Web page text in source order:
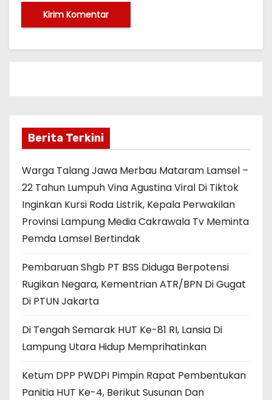
Berita Terkini
Warga Talang Jawa Merbau Mataram Lamsel –
22 Tahun Lumpuh Vina Agustina Viral Di Tiktok
Inginkan Kursi Roda Listrik, Kepala Perwakilan
Provinsi Lampung Media Cakrawala Tv Meminta
Pemda Lamsel Bertindak
Pembaruan Shgb PT BSS Diduga Berpotensi
Rugikan Negara, Kementrian ATR/BPN Di Gugat
Di PTUN Jakarta
Di Tengah Semarak HUT Ke-81 RI, Lansia Di
Lampung Utara Hidup Memprihatinkan
Ketum DPP PWDPI Pimpin Rapat Pembentukan
Panitia HUT Ke-4, Berikut Susunan Dan